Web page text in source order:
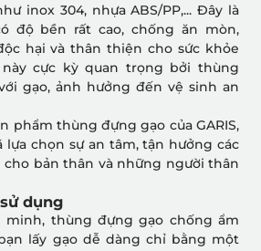
inox 304, nhựa ABS/PP,... Đây là
độ bền rất cao, chống ăn mòn,
hại và thân thiện cho sức khỏe
cực kỳ quan trọng bởi thùng
gạo, ảnh hưởng đến vệ sinh an
phẩm thùng đựng gạo của GARIS,
chọn sự an tâm, tận hưởng các
cho bản thân và những người thân
dụng
thùng đựng gạo chống ẩm
lấy gạo dễ dàng chỉ bằng một